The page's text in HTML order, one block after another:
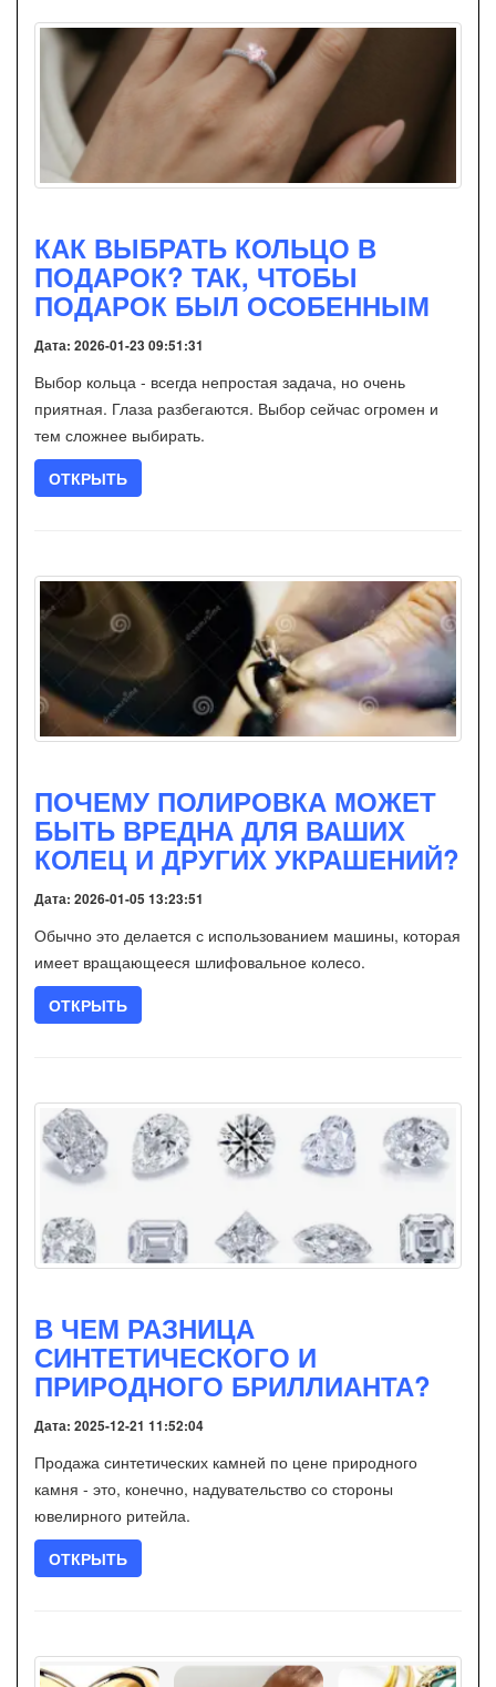
КАК ВЫБРАТЬ КОЛЬЦО В
ПОДАРОК? ТАК, ЧТОБЫ
ПОДАРОК БЫЛ ОСОБЕННЫМ
Дата: 2026-01-23 09:51:31
Выбор кольца - всегда непростая задача, но очень
приятная. Глаза разбегаются. Выбор сейчас огромен и
тем сложнее выбирать.
ОТКРЫТЬ
ПОЧЕМУ ПОЛИРОВКА МОЖЕТ
БЫТЬ ВРЕДНА ДЛЯ ВАШИХ
КОЛЕЦ И ДРУГИХ УКРАШЕНИЙ?
Дата: 2026-01-05 13:23:51
Обычно это делается с использованием машины, которая
имеет вращающееся шлифовальное колесо.
ОТКРЫТЬ
В ЧЕМ РАЗНИЦА
СИНТЕТИЧЕСКОГО И
ПРИРОДНОГО БРИЛЛИАНТА?
Дата: 2025-12-21 11:52:04
Продажа синтетических камней по цене природного
камня - это, конечно, надувательство со стороны
ювелирного ритейла.
ОТКРЫТЬ